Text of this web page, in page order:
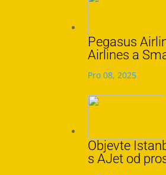
Pegasus
Airlines a
Pro 08, 2025
Objevte
s AJet od